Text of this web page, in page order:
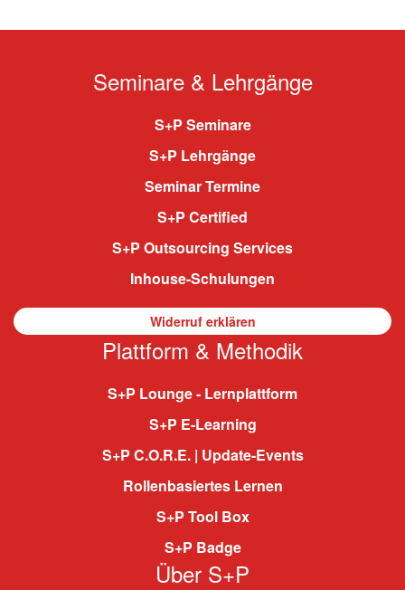
Seminare & Lehrgänge
S+P Seminare
S+P Lehrgänge
Seminar Termine
S+P Certified
S+P Outsourcing Services
Inhouse-Schulungen
Widerruf erklären
Plattform & Methodik
S+P Lounge - Lernplattform
S+P E-Learning
S+P C.O.R.E. | Update-Events
Rollenbasiertes Lernen
S+P Tool Box
S+P Badge
Über S+P